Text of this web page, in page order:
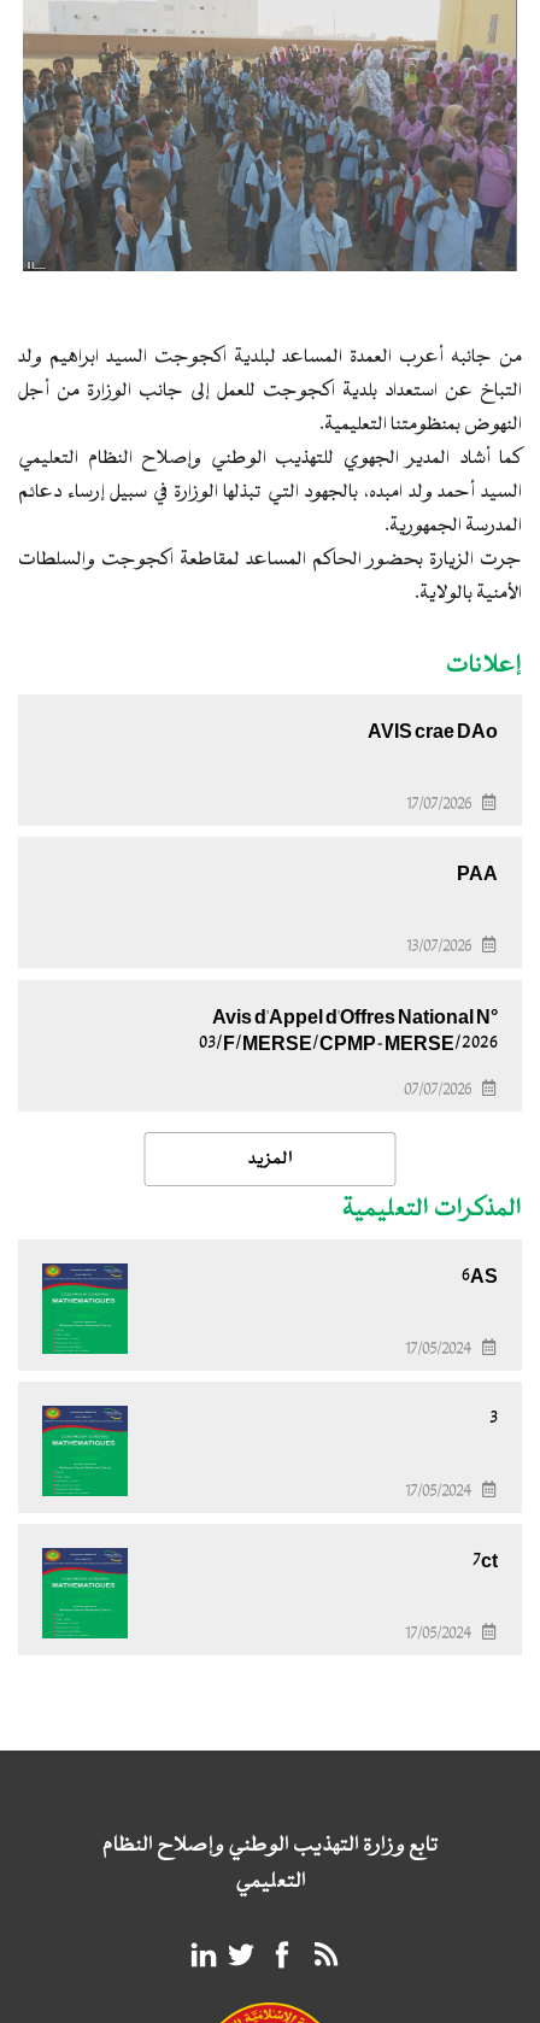
إعلانات
AVIS crae DAo
17/07/2026
PAA
13/07/2026
Avis d'Appel d'Offres National N°
03/F/MERSE/CPMP-MERSE/2026
07/07/2026
المزيد
المذكرات التعليمية
6AS
17/05/2024
3
17/05/2024
7ct
17/05/2024
من جانبه أعرب العمدة المساعد لبلدية اكجوجت السيد ابراهيم ولد
التباخ عن استعداد بلدية اكجوجت للعمل إلى جانب الوزارة من أجل
النهوض بمنظومتنا التعليمية.
كما أشاد المدير الجهوي للتهذيب الوطني وإصلاح النظام التعليمي
السيد أحمد ولد امبده، بالجهود التي تبذلها الوزارة في سبيل إرساء دعائم
المدرسة الجمهورية.
جرت الزيارة بحضور الحاكم المساعد لمقاطعة اكجوجت والسلطات
الأمنية بالولاية.
تابع وزارة التهذيب الوطني وإصلاح النظام
التعليمي